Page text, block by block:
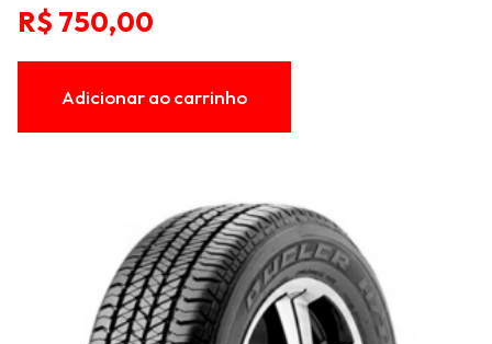
R$ 750,00
Adicionar ao carrinho